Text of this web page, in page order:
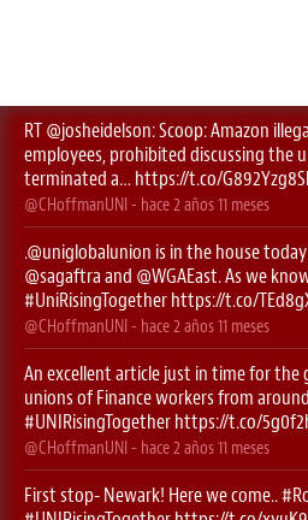
RT @josheidelson: Scoop: Amazon
employees, prohibited discussing the
terminated a… https://t.co/
@CHoffmanUNI - hace 2 años 11 meses
.@uniglobalunion is in the house
@sagaftra ⁩ and ⁦ @WGAEast⁩. As we
#UniRisingTogether https://t.co/
@CHoffmanUNI - hace 2 años 11 meses
An excellent article just in time for the
unions of Finance workers from
#UNIRisingTogether https://t.co/
@CHoffmanUNI - hace 2 años 11 meses
First stop- Newark! Here we come..